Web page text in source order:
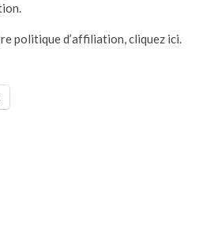
politique d’affiliation, cliquez ici.